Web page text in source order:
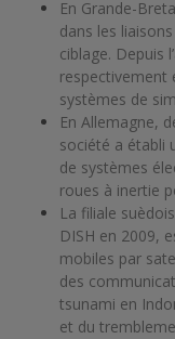
En Grande-
dans les
ciblage. Depuis
respectivement
systèmes de
En Allemagne,
société a établi
de systèmes
roues à inertie
La filiale
DISH en 2009,
mobiles par
des
tsunami en
et du